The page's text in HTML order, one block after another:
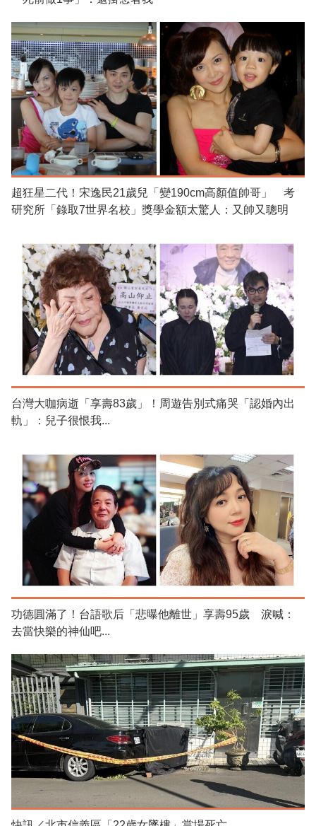
超狂星二代！宋逸民21歲兒「變190cm高顏值帥哥」 考
研究所「錄取7世界名校」獎學金額太驚人：又帥又聰明
台灣大咖病逝「享壽83歲」！周遊告別式痛哭「認婚內出
軌」：兒子很恨我...
功德圓滿了！台語歌后「悲曝他離世」享壽95歲 淚喊：
去當快樂的神仙吧...